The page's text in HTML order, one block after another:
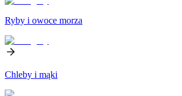
Ryby i owoce morza
Chleby i mąki